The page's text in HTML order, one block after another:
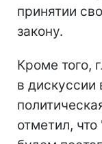
принятии
закону.
Кроме того,
в дискуссии
отметил,